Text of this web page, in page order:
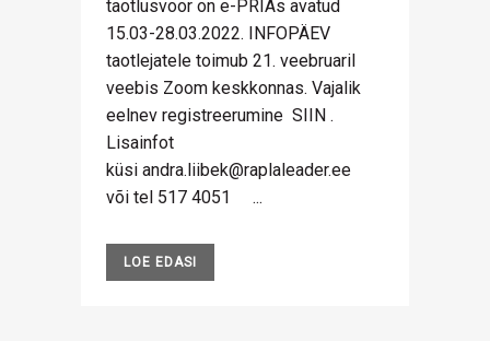
taotlusvoor on e-PRIAs avatud
15.03-28.03.2022. INFOPÄEV
taotlejatele toimub 21. veebruaril
veebis Zoom keskkonnas. Vajalik
eelnev registreerumine SIIN .
Lisainfot
küsi andra.liibek@raplaleader.ee
või tel 517 4051 ...
LOE EDASI